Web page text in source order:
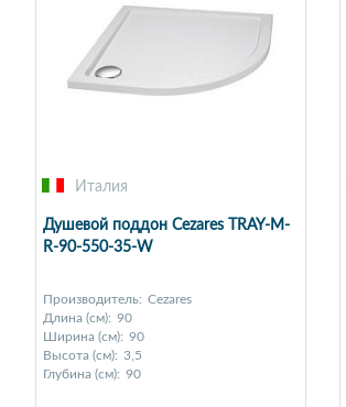
Италия
Душевой поддон Cezares TRAY-M-
R-90-550-35-W
Производитель: Cezares
Длина (см): 90
Ширина (см): 90
Высота (см): 3,5
Глубина (см): 90